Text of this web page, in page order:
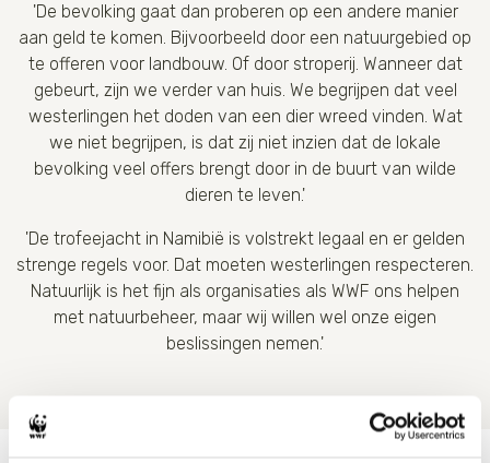
'De bevolking gaat dan proberen op een andere manier
aan geld te komen. Bijvoorbeeld door een natuurgebied op
te offeren voor landbouw. Of door stroperij. Wanneer dat
gebeurt, zijn we verder van huis. We begrijpen dat veel
westerlingen het doden van een dier wreed vinden. Wat
we niet begrijpen, is dat zij niet inzien dat de lokale
bevolking veel offers brengt door in de buurt van wilde
dieren te leven.'
'De trofeejacht in Namibië is volstrekt legaal en er gelden
strenge regels voor. Dat moeten westerlingen respecteren.
Natuurlijk is het fijn als organisaties als WWF ons helpen
met natuurbeheer, maar wij willen wel onze eigen
beslissingen nemen.'